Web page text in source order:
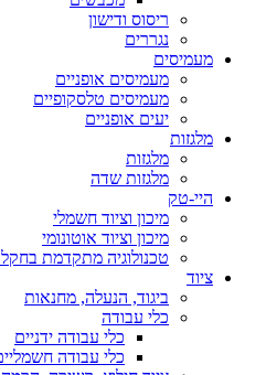
ריסוס ודישון
נגררים
מעמיסים
מעמיסים אופניים
מעמיסים טלסקופיים
יעים אופניים
מלגזות
מלגזות
מלגזות שדה
היי-טק
מיכון וציוד חשמלי
מיכון וציוד אוטונומי
טכנולוגיה מתקדמת
ציוד
ביגוד, הנעלה, מחנאות
כלי עבודה
כלי עבודה ידניים
כלי עבודה